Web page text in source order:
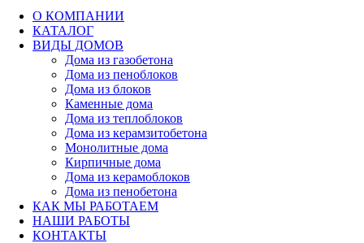
О КОМПАНИИ
КАТАЛОГ
ВИДЫ ДОМОВ
Дома из газобетона
Дома из пеноблоков
Дома из блоков
Каменные дома
Дома из теплоблоков
Дома из керамзитобетона
Монолитные дома
Кирпичные дома
Дома из керамоблоков
Дома из пенобетона
КАК МЫ РАБОТАЕМ
НАШИ РАБОТЫ
КОНТАКТЫ